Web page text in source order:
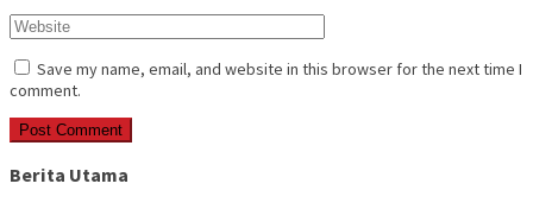
Save my name, email, and website in this browser for the next time I
comment.
Berita Utama